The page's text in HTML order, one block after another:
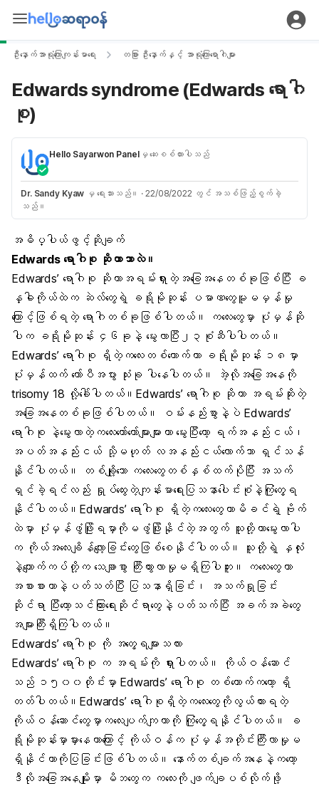
ဦးနှောက်အာရုံကြောကျန်းမာရေး တခြား ဦးနှောက်နှင့် အာရုံကြောရောဂါများ
Edwards syndrome (Edwards ရောဂါ
စု)
Hello Sayarwon Panelမှ ဆေးစစ်ထားပါသည်
Dr. Sandy Kyaw မှ ရေးသားသည်။ · 22/08/2022 တွင် အသစ်ဖြည့်စွက်ခဲ့
သည်။
အဓိပ္ပါယ်ဖွင့်ဆိုချက်
Edwards ရောဂါစု ဆိုတာဘာလဲ။
Edwards’ ရောဂါစု ဆိုတာအရမ်းရှားတဲ့အခြေအနေတစ်ခုဖြစ်ပြီး ခ
န္ဓါကိုယ်ထဲက ဆဲလ်တွေရဲ့ ခရိုမိုဆုန်း ပမာဏတွေမူမမှန်မှု
ကြောင့်ဖြစ်ရတဲ့ ရောဂါတစ်ခုဖြစ်ပါတယ်။ ကလေးတွေမှာ ပုံမှန်ဆို
ပါက ခရိုမိုဆုန်း ၄၆ခုနဲ့ မွေးလာပြီး၂၃စုံဆီပါပါတယ်။
Edwards’ ရောဂါစု ရှိတဲ့ကလေးတစ်ယောက်ဟာ ခရိုမိုဆုန်း ၁၈မှာ
ပုံမှန်ထက် ကော်ပီအပွား သုံးခု ပါနေပါတယ်။ အဲ့လိုအခြေအနေကို
trisomy 18 လို့ခေါ်ပါတယ်။Edwards’ ရောဂါစု ဆိုတာ အရမ်းဆိုးတဲ့
အခြေအနေတစ်ခုဖြစ်ပါတယ်။ ဝမ်းနည်းစွာနဲ့ပဲ Edwards’
ရောဂါစု နဲ့မွေးလာတဲ့ကလေးတော်တော်များများဟာ မွေးပြီးတော့ ရက်အနည်းငယ်၊
အပတ်အနည်းငယ် သို့မဟုတ် လအနည်းငယ်လောက်သာ ရှင်သန်
နိုင်ပါတယ်။ တစ်ချို့သော ကလေးတွေတစ်နှစ်ထက်ပိုပြီး အသက်
ရှင်ခဲ့ရင်လည်း ရှုပ်ထွေးတဲ့ကျန်းမာရေးပြသနာပေါင်းစုံနဲ့ကြုံတွေ့ရ
နိုင်ပါတယ်။Edwards’ ရောဂါစု ရှိတဲ့ကလေးတွေဟာမိခင်ရဲ့ ဗိုက်
ထဲမှာ ပုံမှန်ဖွံဖြိုးရမှာကိုမဖွံဖြိုးနိုင်တဲ့အတွက် သူတို့ဟာမွေးလာပါ
က ကိုယ်အလေးချိန်လျော့ခြင်းတွေဖြစ်စေနိုင်ပါတယ်။ သူတို့ရဲ့ နှလုံး
နဲ့ကျောက်ကပ်တို့က သေချာစွာ ကြီးထွားလာမှုမရှိကြပါဘူး။ ကလေးတွေဟာ
အစားစားတာနဲ့ပတ်သတ်ပြီး ပြသနာရှိခြင်း၊ အသက်ရှုခြင်း
ဆိုင်ရာ ပြီးတော့သင်ကြားရေးဆိုင်ရာတွေနဲ့ပတ်သက်ပြီး အခက်အခဲတွေ
အများကြီးရှိကြပါတယ်။
Edwards’ ရောဂါစု ကို အတွေ့ရများသလား
Edwards’ ရောဂါစု က အရမ်းကို ရှားပါတယ်။ ကိုယ်ဝန်ဆောင်
သည် ၁၅၀၀တိုင်းမှာ Edwards’ ရောဂါစု တစ်ယောက်ကတော့ ရှိ
တတ်ပါတယ်။Edwards’ ရောဂါစုရှိတဲ့ကလေးတွေကိုလွယ်ထားရတဲ့
ကိုယ်ဝန်ဆောင်တွေမှာကလေးပျက်ကျတာကို ကြုံတွေ့ရနိုင်ပါတယ်။ ခ
ရိုမိုဆုန်းမှာမှားနေတာကြောင့် ကိုယ်ဝန်က ပုံမှန်အတိုင်းကြီးလာမှုမ
ရှိနိုင်တာကိုပြခြင်းဖြစ်ပါတယ်။ နောက်တစ်ချက်အနေနဲ့ကတော့
ဒီလိုအခြေအနေမျိုးမှာ မိဘတွေက ကလေးကို ဖျက်ချပစ်လိုက်ဖို့